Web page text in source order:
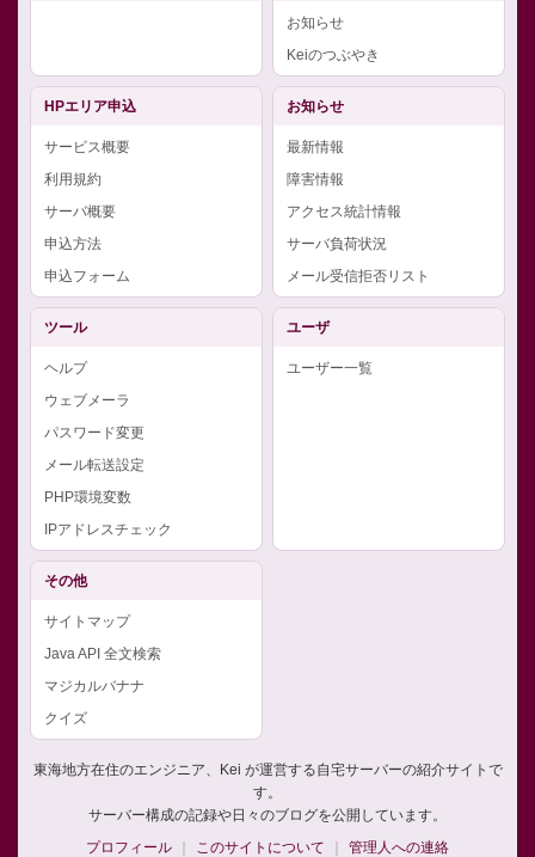
お知らせ
Keiのつぶやき
HPエリア申込
サービス概要
利用規約
サーバ概要
申込方法
申込フォーム
お知らせ
最新情報
障害情報
アクセス統計情報
サーバ負荷状況
メール受信拒否リスト
ツール
ヘルプ
ウェブメーラ
パスワード変更
メール転送設定
PHP環境変数
IPアドレスチェック
ユーザ
ユーザー一覧
その他
サイトマップ
Java API 全文検索
マジカルバナナ
クイズ
東海地方在住のエンジニア、Kei が運営する自宅サーバーの紹介サイトで
す。
サーバー構成の記録や日々のブログを公開しています。
プロフィール
このサイトについて 管理人への連絡